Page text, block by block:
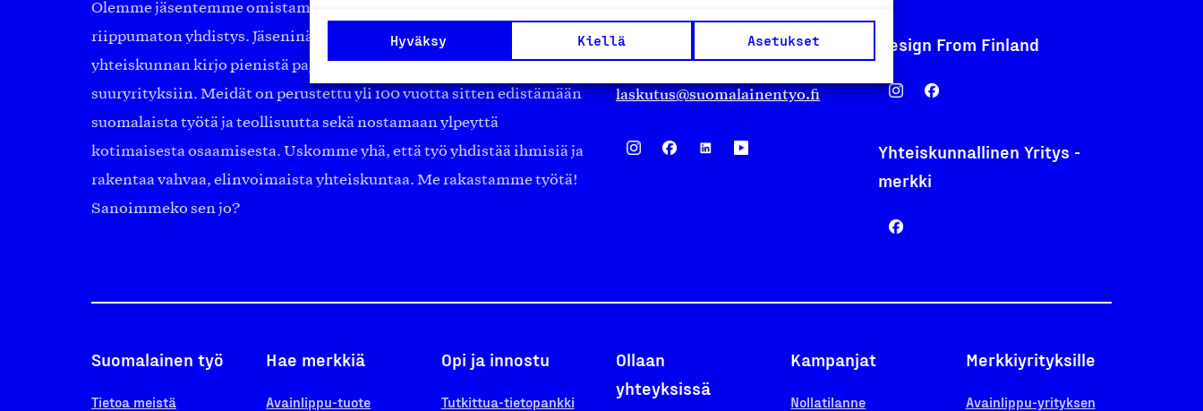
Hyväksy Kiellä Asetukset
Olemme jäsentemme omistama puolueeton, työmarkkinajärjestöistä
riippumaton yhdistys. Jäseninämme on koko suomalaisen
yhteiskunnan kirjo pienistä pajoista ja yhteisöistä kansainvälisiin
suuryrityksiin. Meidät on perustettu yli 100 vuotta sitten edistämään
suomalaista työtä ja teollisuutta sekä nostamaan ylpeyttä
kotimaisesta osaamisesta. Uskomme yhä, että työ yhdistää ihmisiä ja
rakentaa vahvaa, elinvoimaista yhteiskuntaa. Me rakastamme työtä!
Sanoimmeko sen jo?
Finland
asiakaspalvelu@suomalainentyo.fi
laskutus@suomalainentyo.fi
Design From Finland
Yhteiskunnallinen Yritys -
merkki
Suomalainen työ
Tietoa meistä
Hae merkkiä
Avainlippu-tuote
Opi ja innostu
Tutkittua-tietopankki
Ollaan
yhteyksissä
Kampanjat
Nollatilanne
Merkkiyrityksille
Avainlippu-yrityksen